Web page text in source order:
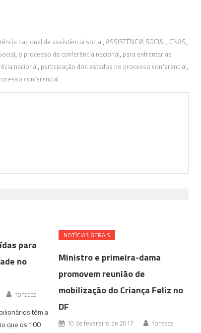
nacional de assistência social, ASSISTÊNCIA SOCIAL, CNAS,
, o processo da conferência nacional, para enfrentar as
nacional, participação dos estados no processo conferencial,
conferencial
para
no
fonseas
têm a
que os 100
NOTÍ­CIAS GERAIS
Ministro e primeira-dama
promovem reunião de
mobilização do Criança Feliz no
DF
10 de fevereiro de 2017 fonseas